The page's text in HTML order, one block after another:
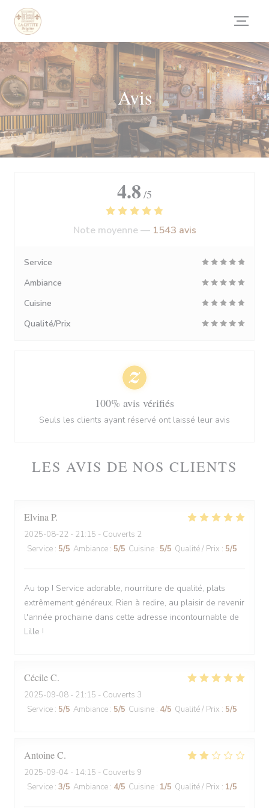
Personnalisation de vos choix en matière de cookies
Avis
LES AVIS DE NOS CLIENTS
Elvina P
2025-08-22 - 21:15 - Couverts 2
Service : 5/5 Ambiance : 5/5 Cuisine : 5/5 Qualité / Prix : 5/5
Au top ! Service adorable, nourriture de qualité, plats
extrêmement généreux. Rien à redire, au plaisir de revenir
l'année prochaine dans cette adresse incontournable de
Lille !
CécileC
2025-09-08 - 21:15 - Couverts 3
Service : 5/5 Ambiance : 5/5 Cuisine : 4/5 Qualité / Prix : 5/5
AntoineC
2025-09-04 - 14:15 - Couverts 9
Service : 3/5 Ambiance : 4/5 Cuisine : 1/5 Qualité / Prix : 1/5
4.8 /5
Note moyenne — 1543 avis
Service
Ambiance
Cuisine
Qualité/Prix
100% avis vérifiés
Seuls les clients ayant réservé ont laissé leur avis